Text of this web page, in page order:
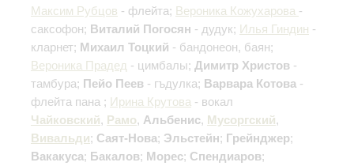
Максим Рубцов - флейта; Вероника Кожухарова -
саксофон; Виталий Погосян - дудук; Илья Гиндин -
кларнет; Михаил Тоцкий - бандонеон, баян;
Вероника Прадед - цимбалы; Димитр Христов -
тамбура; Пейо Пеев - гъдулка; Варвара Котова -
флейта пана ; Ирина Крутова - вокал
Чайковский, Рамо, Альбенис, Мусоргский,
Вивальди; Саят-Нова; Эльстейн; Грейнджер;
Вакакуса; Бакалов; Морес; Спендиаров;